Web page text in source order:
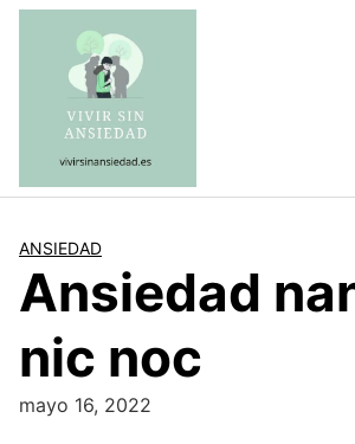
Saltar
contenido
ANSIEDAD
Ansiedad
nic noc
mayo 16, 2022